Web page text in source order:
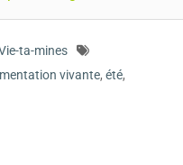
ta-mines
vivante, été,